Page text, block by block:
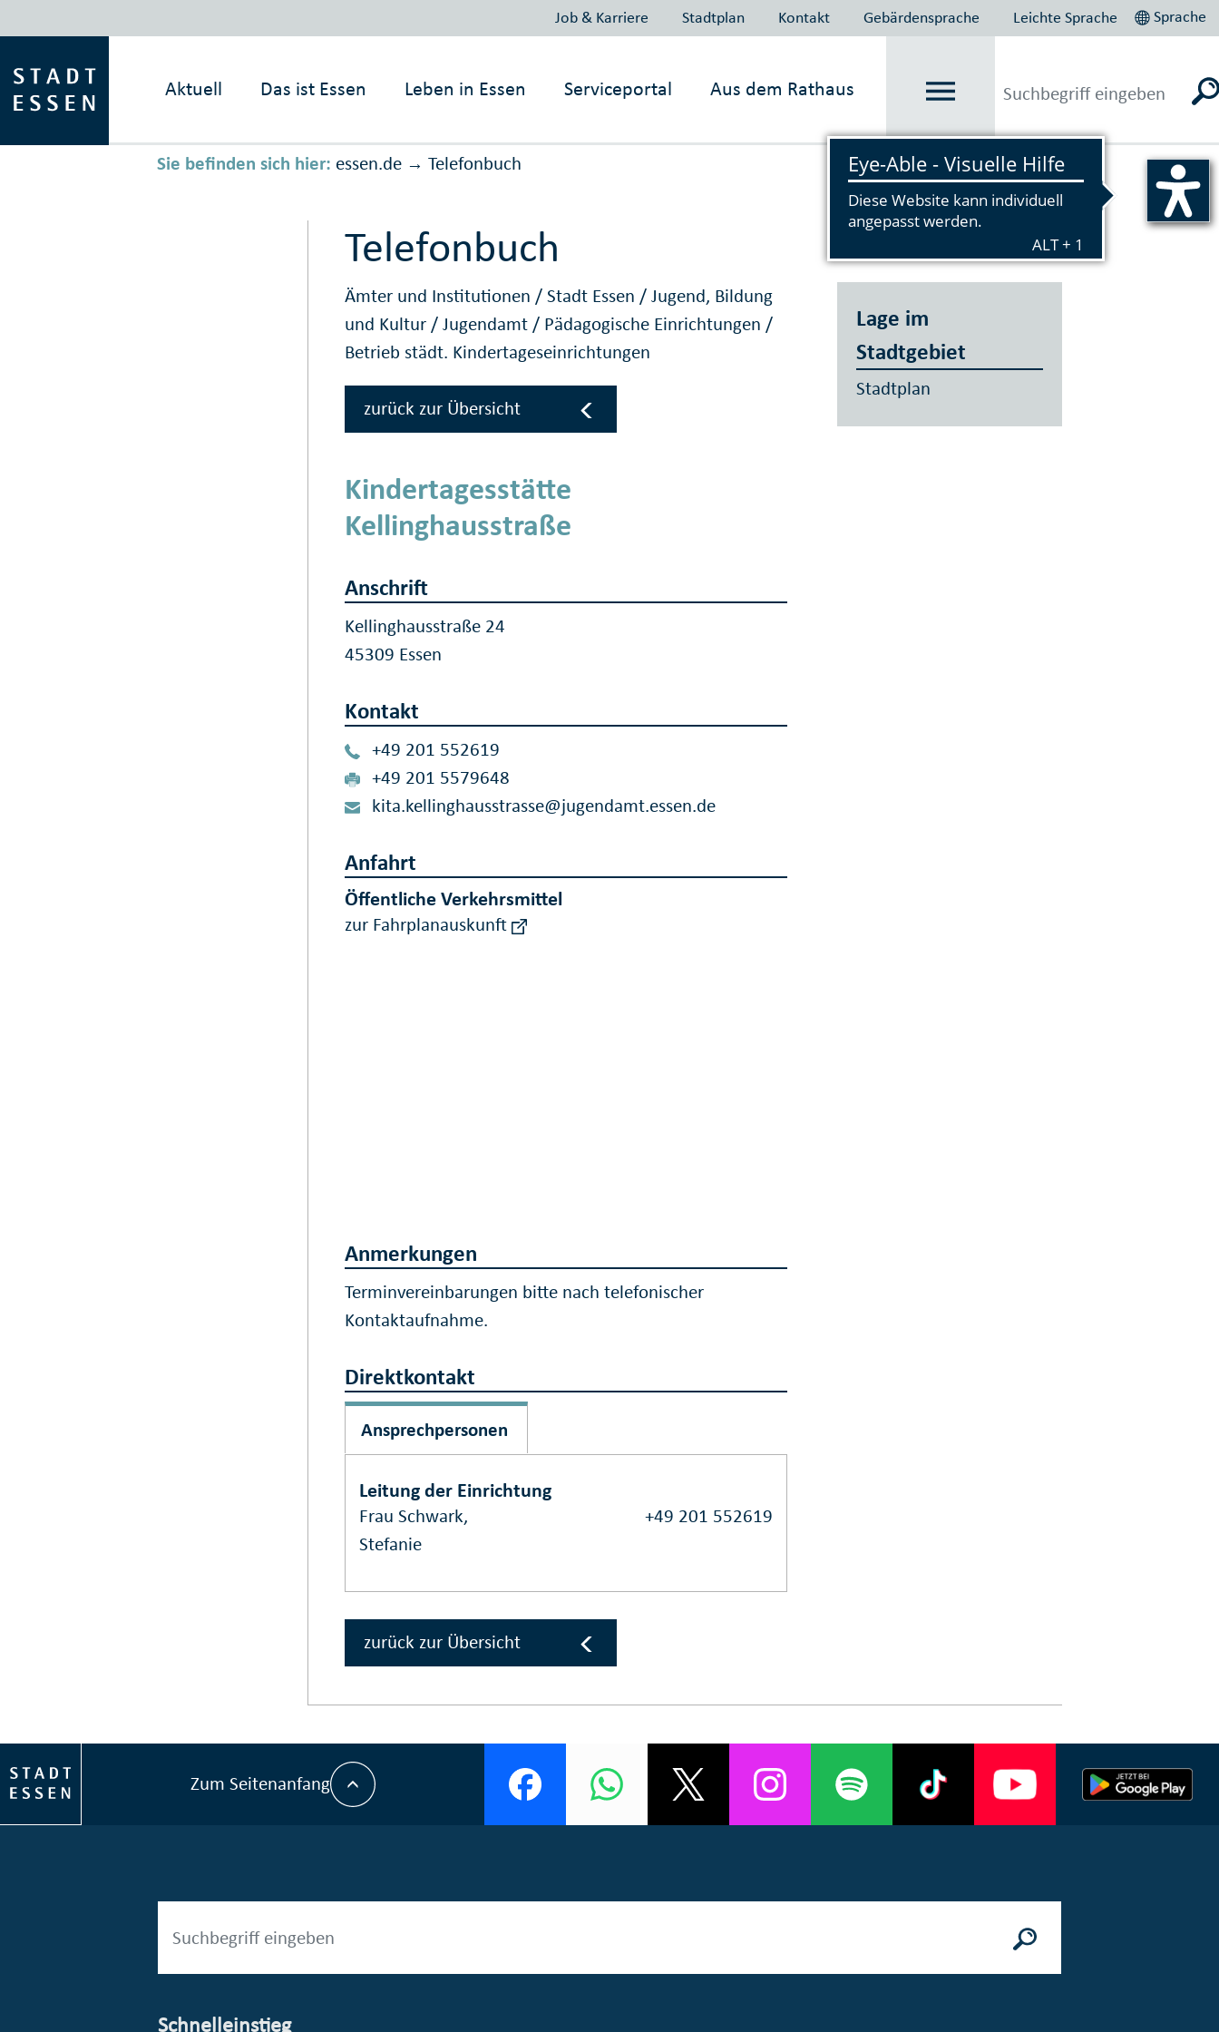
Job & Karriere Stadtplan Kontakt Gebärdensprache Leichte Sprache Sprache
Aktuell Das ist Essen Leben in Essen Serviceportal Aus dem Rathaus
Sie befinden sich hier: essen.de → Telefonbuch Vorlesen
Telefonbuch
Ämter und Institutionen /Stadt Essen /Jugend, Bildung
und Kultur /Jugendamt / Pädagogische Einrichtungen /
Betrieb städt. Kindertageseinrichtungen
zurück zur Übersicht
Kindertagesstätte
Kellinghausstraße
Anschrift
Kellinghausstraße 24
45309 Essen
Kontakt
+49 201 552619
+49 201 5579648
kita.kellinghausstrasse@jugendamt.essen.de
Anfahrt
Öffentliche Verkehrsmittel
zur Fahrplanauskunft
Anmerkungen
Terminvereinbarungen bitte nach telefonischer
Kontaktaufnahme.
Direktkontakt
Ansprechpersonen
Leitung der Einrichtung
Frau Schwark,
Stefanie
+49 201 552619
zurück zur Übersicht
Lage im
Stadtgebiet
Stadtplan
Zum Seitenanfang
Schnelleinstieg